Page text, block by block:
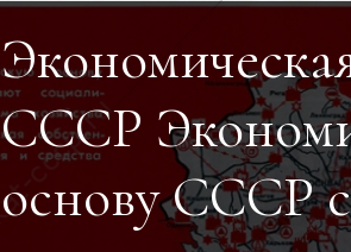
СССР
основу СССР